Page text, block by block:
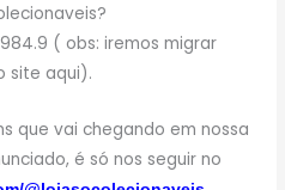
( obs: iremos migrar
site aqui).
que vai chegando em nossa
é só nos seguir no